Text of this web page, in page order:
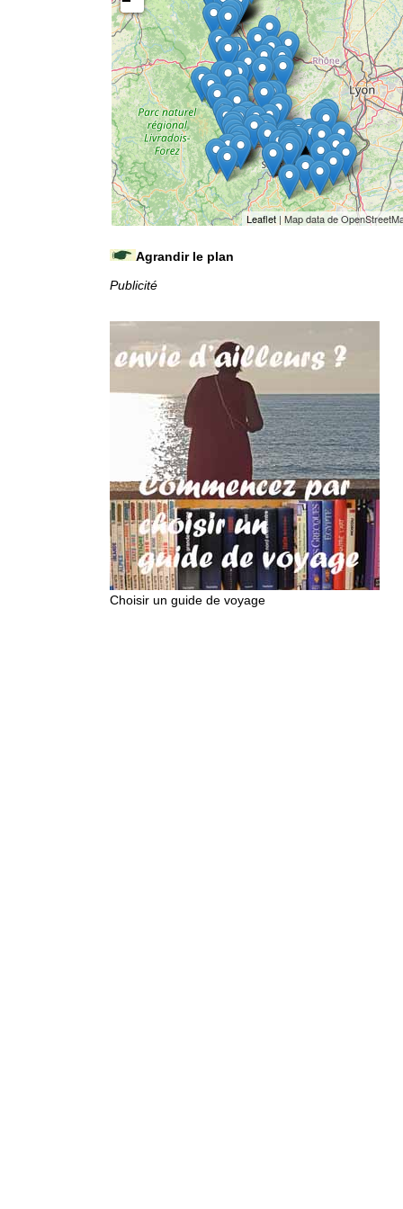
Leaflet| Map data de
Agrandir le plan
Publicité
Choisir un guide de voyage